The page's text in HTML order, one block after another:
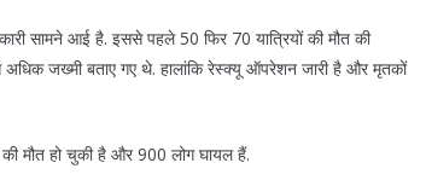
सामने आई है. इससे पहले 50 फिर 70 यात्रियों की मौत की
जख्मी बताए गए थे. हालांकि रेस्क्यू ऑपरेशन जारी है और मृतकों
मौत हो चुकी है और 900 लोग घायल हैं.